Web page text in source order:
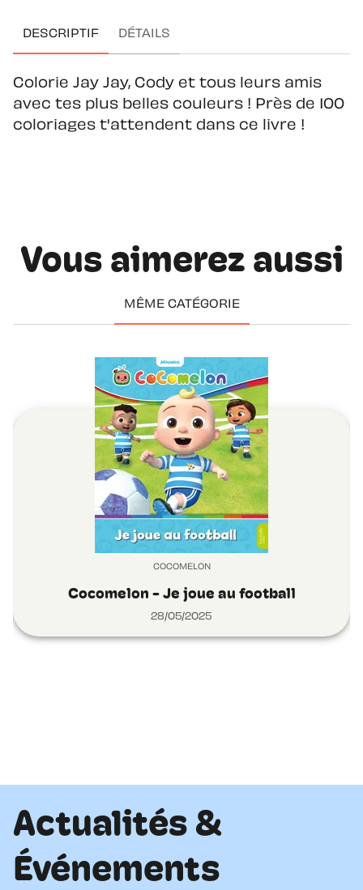
DESCRIPTIF DÉTAILS
Colorie Jay Jay, Cody et tous leurs amis
avec tes plus belles couleurs ! Près de 100
coloriages t'attendent dans ce livre !
Vous aimerez aussi
MÊME CATÉGORIE
COCOMELON
Cocomelon - Je joue au football
28/05/2025
Actualités &
Événements